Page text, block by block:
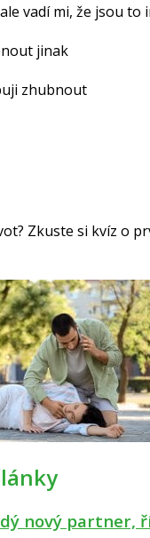
vadí mi, že jsou to
jinak
zhubnout
Zkuste si kvíz o
nový partner,